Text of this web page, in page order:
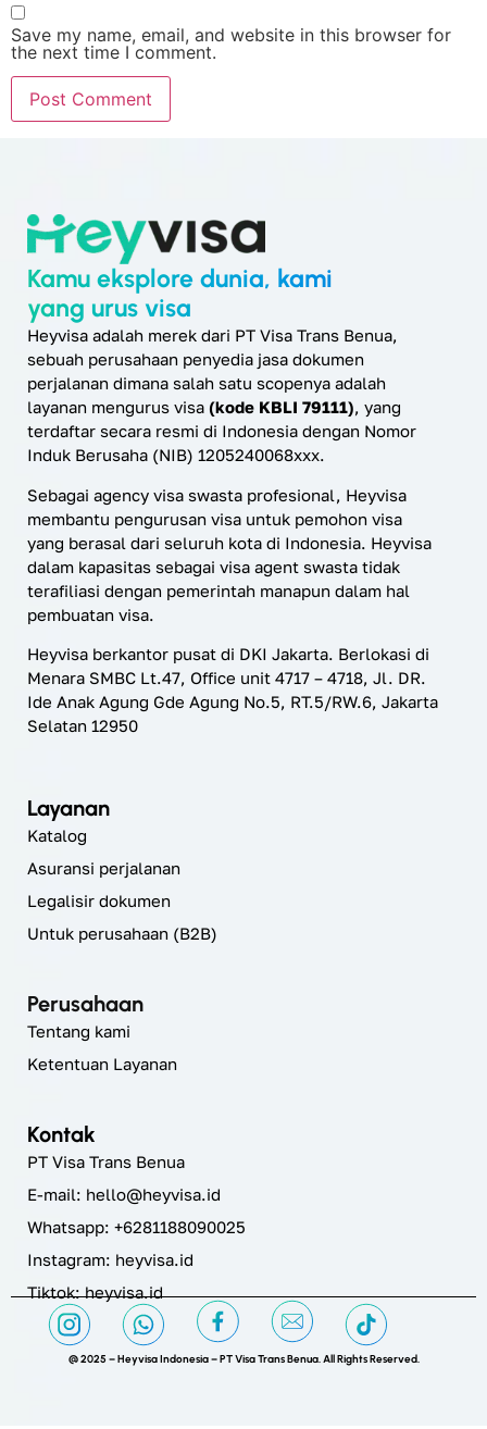
Save my name, email, and website in this browser for
the next time I comment.
Kamu eksplore dunia, kami
yang urus visa
Heyvisa adalah merek dari PT Visa Trans Benua,
sebuah perusahaan penyedia jasa dokumen
perjalanan dimana salah satu scopenya adalah
layanan mengurus visa (kode KBLI 79111), yang
terdaftar secara resmi di Indonesia dengan Nomor
Induk Berusaha (NIB) 1205240068xxx.
Sebagai agency visa swasta profesional, Heyvisa
membantu pengurusan visa untuk pemohon visa
yang berasal dari seluruh kota di Indonesia. Heyvisa
dalam kapasitas sebagai visa agent swasta tidak
terafiliasi dengan pemerintah manapun dalam hal
pembuatan visa.
Heyvisa berkantor pusat di DKI Jakarta. Berlokasi di
Menara SMBC Lt.47, Office unit 4717 – 4718, Jl. DR.
Ide Anak Agung Gde Agung No.5, RT.5/RW.6, Jakarta
Selatan 12950
Layanan
Katalog
Asuransi perjalanan
Legalisir dokumen
Untuk perusahaan (B2B)
Perusahaan
Tentang kami
Ketentuan Layanan
Kontak
PT Visa Trans Benua
E-mail: hello@heyvisa.id
Whatsapp: +6281188090025
Instagram: heyvisa.id
Tiktok: heyvisa.id
@ 2025 – Heyvisa Indonesia – PT Visa Trans Benua. All Rights Reserved.